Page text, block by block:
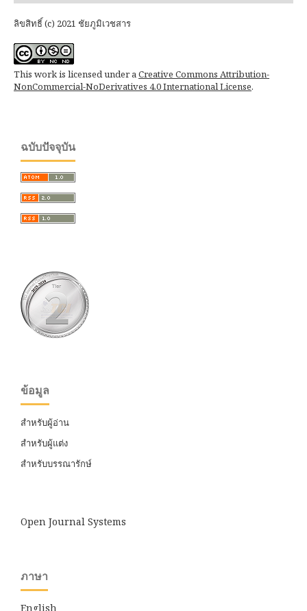
ลิขสิทธิ์ (c) 2021 ชัยภูมิเวชสาร
This work is licensed under aCreative Commons Attribution-
NonCommercial-NoDerivatives 4.0 International License.
ฉบับปัจจุบัน
ข้อมูล
สำหรับผู้อ่าน
สำหรับผู้แต่ง
สำหรับบรรณารักษ์
Open Journal Systems
ภาษา
English